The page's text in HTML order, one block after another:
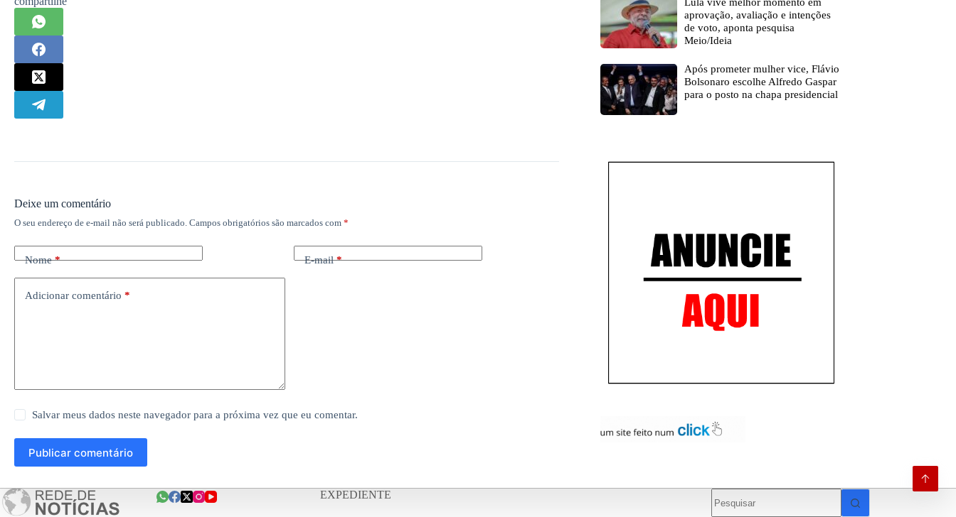
Deixe um comentário
O seu endereço de e-mail não será publicado. Campos obrigatórios são marcados com *
Nome* E-mail*
Adicionar comentário *
Salvar meus dados neste navegador para a próxima vez que eu comentar.
Publicar comentário
aprovação, avaliação e intenções
de voto, aponta pesquisa
Meio/Ideia
Após prometer mulher vice, Flávio
Bolsonaro escolhe Alfredo Gaspar
para o posto na chapa presidencial
EXPEDIENTE
resultados